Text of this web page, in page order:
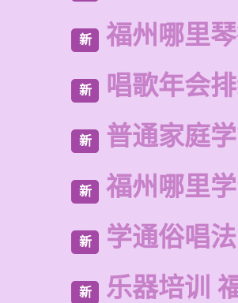
新 福州哪里
新 唱歌年会
新 普通家庭
新 福州哪里
新 学通俗唱
新 乐器培训